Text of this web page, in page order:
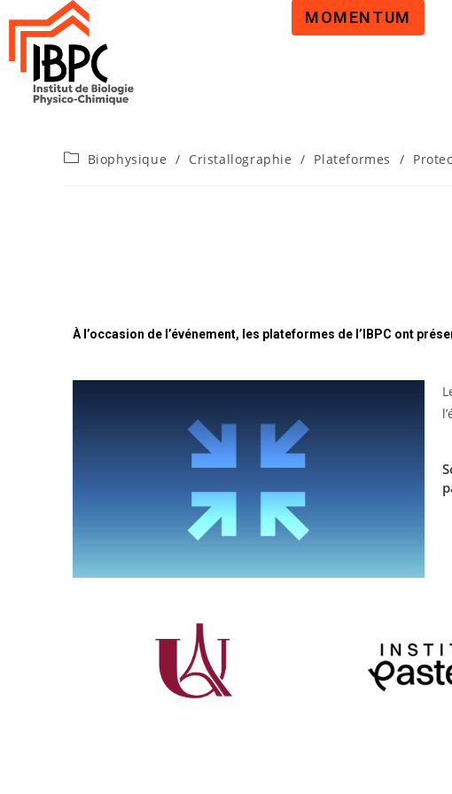
MOMENTUM
Biophysique / Cristallographie / Plateformes /
À l’occasion de l’événement, les plateformes de l’IBPC ont